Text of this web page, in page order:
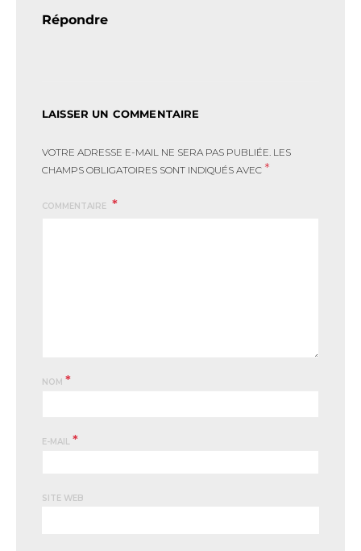
Répondre
LAISSER UN COMMENTAIRE
VOTRE ADRESSE E-MAIL NE SERA PAS PUBLIÉE. LES
CHAMPS OBLIGATOIRES SONT INDIQUÉS AVEC *
COMMENTAIRE
NOM *
E-MAIL *
SITE WEB